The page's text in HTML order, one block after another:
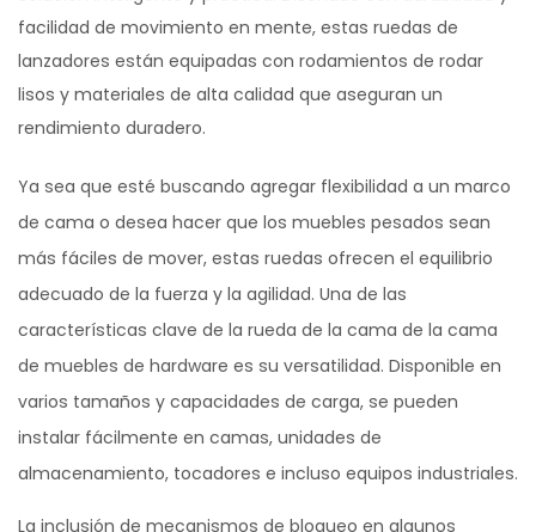
facilidad de movimiento en mente, estas ruedas de
lanzadores están equipadas con rodamientos de rodar
lisos y materiales de alta calidad que aseguran un
rendimiento duradero.
Ya sea que esté buscando agregar flexibilidad a un marco
de cama o desea hacer que los muebles pesados ​​sean
más fáciles de mover, estas ruedas ofrecen el equilibrio
adecuado de la fuerza y ​​la agilidad. Una de las
características clave de la rueda de la cama de la cama
de muebles de hardware es su versatilidad. Disponible en
varios tamaños y capacidades de carga, se pueden
instalar fácilmente en camas, unidades de
almacenamiento, tocadores e incluso equipos industriales.
La inclusión de mecanismos de bloqueo en algunos